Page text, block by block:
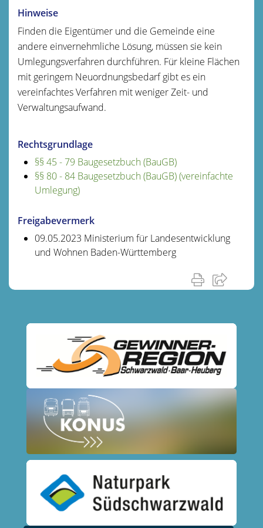
Hinweise
Finden die Eigentümer und die Gemeinde eine
andere einvernehmliche Lösung, müssen sie kein
Umlegungsverfahren durchführen. Für kleine Flächen
mit geringem Neuordnungsbedarf gibt es ein
vereinfachtes Verfahren mit weniger Zeit- und
Verwaltungsaufwand.
Rechtsgrundlage
§§ 45 - 79 Baugesetzbuch (BauGB)
§§ 80 - 84 Baugesetzbuch (BauGB) (vereinfachte
Umlegung)
Freigabevermerk
09.05.2023 Ministerium für Landesentwicklung
und WohnenBaden-Württemberg